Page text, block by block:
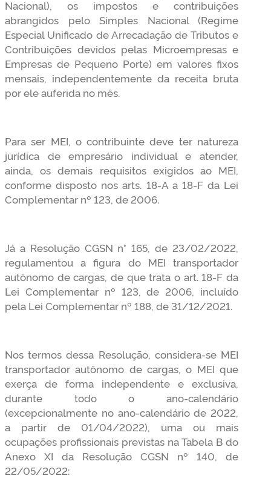
Nacional), os impostos e contribuições
abrangidos pelo Simples Nacional (Regime
Especial Unificado de Arrecadação de Tributos e
Contribuições devidos pelas Microempresas e
Empresas de Pequeno Porte) em valores fixos
mensais, independentemente da receita bruta
por ele auferida no mês.
Para ser MEI, o contribuinte deve ter natureza
jurídica de empresário individual e atender,
ainda, os demais requisitos exigidos ao MEI,
conforme disposto nos arts. 18-A a 18-F da Lei
Complementar nº 123, de 2006.
Já a Resolução CGSN n° 165, de 23/02/2022,
regulamentou a figura do MEI transportador
autônomo de cargas, de que trata o art. 18-F da
Lei Complementar nº 123, de 2006, incluído
pela Lei Complementar nº 188, de 31/12/2021.
Nos termos dessa Resolução, considera-se MEI
transportador autônomo de cargas, o MEI que
exerça de forma independente e exclusiva,
durante todo o ano-calendário
(excepcionalmente no ano-calendário de 2022,
a partir de 01/04/2022), uma ou mais
ocupações profissionais previstas na Tabela B do
Anexo XI da Resolução CGSN nº 140, de
22/05/2022: